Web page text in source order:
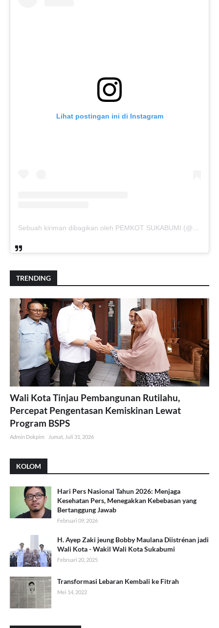
Lihat postingan ini di Instagram
Sebuah kiriman dibagikan oleh PEMKOT SUKABUMI (@pemkotsukabumi_)
TRENDING
Wali Kota Tinjau Pembangunan Rutilahu,
Percepat Pengentasan Kemiskinan Lewat
Program BSPS
Admin Dokpim Jumat, Juli 31, 2026
KOLOM
Hari Pers Nasional Tahun 2026: Menjaga
Kesehatan Pers, Menegakkan Kebebasan yang
Bertanggung Jawab
Februari 09, 2026
H. Ayep Zaki jeung Bobby Maulana Diistrénan jadi
Wali Kota - Wakil Wali Kota Sukabumi
Februari 20, 2025
Transformasi Lebaran Kembali ke Fitrah
Mei 14, 2022